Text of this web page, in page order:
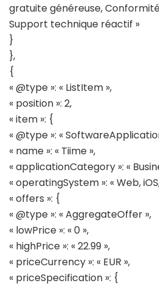
gratuite généreuse,
Support technique réactif »
}
},
{
« @type »: « ListItem »,
« position »: 2,
« item »: {
« @type »: «
« name »: « Tiime »,
« applicationCategory »: «
« operatingSystem »: « Web,
« offers »: {
« @type »: « AggregateOffer »,
« lowPrice »: « 0 »,
« highPrice »: « 22.99 »,
« priceCurrency »: « EUR »,
« priceSpecification »: {